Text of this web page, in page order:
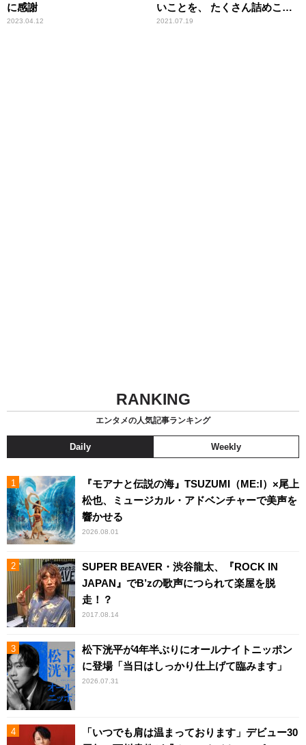
に感謝
2023.04.12
いことを、 たくさん詰めこん
でもらいました」
2021.07.19
RANKING
エンタメの人気記事ランキング
Daily Weekly
『モアナと伝説の海』TSUZUMI（ME:I）×尾上
松也、ミュージカル・アドベンチャーで美声を
響かせる
2026.08.01
SUPER BEAVER・渋谷龍太、『ROCK IN
JAPAN』でB’zの歌声につられて楽屋を脱
走！？
2017.08.14
松下洸平が4年半ぶりにオールナイトニッポン
に登場「当日はしっかり仕上げて臨みます」
2026.07.31
「いつでも肩は温まっております」デビュー30